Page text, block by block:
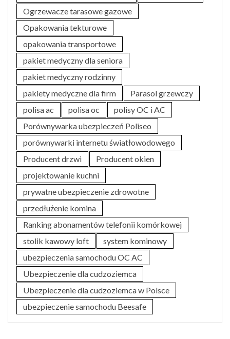
Ogrzewacze tarasowe gazowe
Opakowania tekturowe
opakowania transportowe
pakiet medyczny dla seniora
pakiet medyczny rodzinny
pakiety medyczne dla firm
Parasol grzewczy
polisa ac
polisa oc
polisy OC i AC
Porównywarka ubezpieczeń Poliseo
porównywarki internetu światłowodowego
Producent drzwi
Producent okien
projektowanie kuchni
prywatne ubezpieczenie zdrowotne
przedłużenie komina
Ranking abonamentów telefonii komórkowej
stolik kawowy loft
system kominowy
ubezpieczenia samochodu OC AC
Ubezpieczenie dla cudzoziemca
Ubezpieczenie dla cudzoziemca w Polsce
ubezpieczenie samochodu Beesafe